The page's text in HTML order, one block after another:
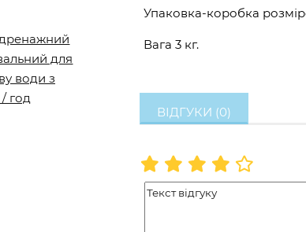
Упаковка-коробка
Вага 3 кг.
ВІДГУКИ (0)